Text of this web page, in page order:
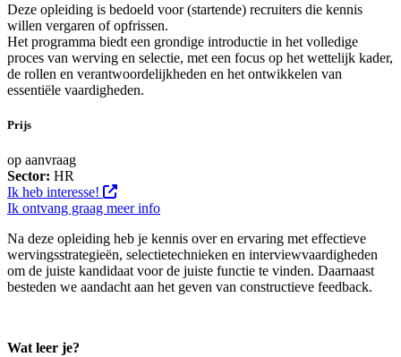
Deze opleiding is bedoeld voor (startende) recruiters die kennis
willen vergaren of opfrissen.
Het programma biedt een grondige introductie in het volledige
proces van werving en selectie, met een focus op het wettelijk kader,
de rollen en verantwoordelijkheden en het ontwikkelen van
essentiële vaardigheden.
Prijs
op aanvraag
Sector: HR
Ik heb interesse!
Ik ontvang graag meer info
Na deze opleiding heb je kennis over en ervaring met effectieve
wervingsstrategieën, selectietechnieken en interviewvaardigheden
om de juiste kandidaat voor de juiste functie te vinden. Daarnaast
besteden we aandacht aan het geven van constructieve feedback.
Wat leer je?